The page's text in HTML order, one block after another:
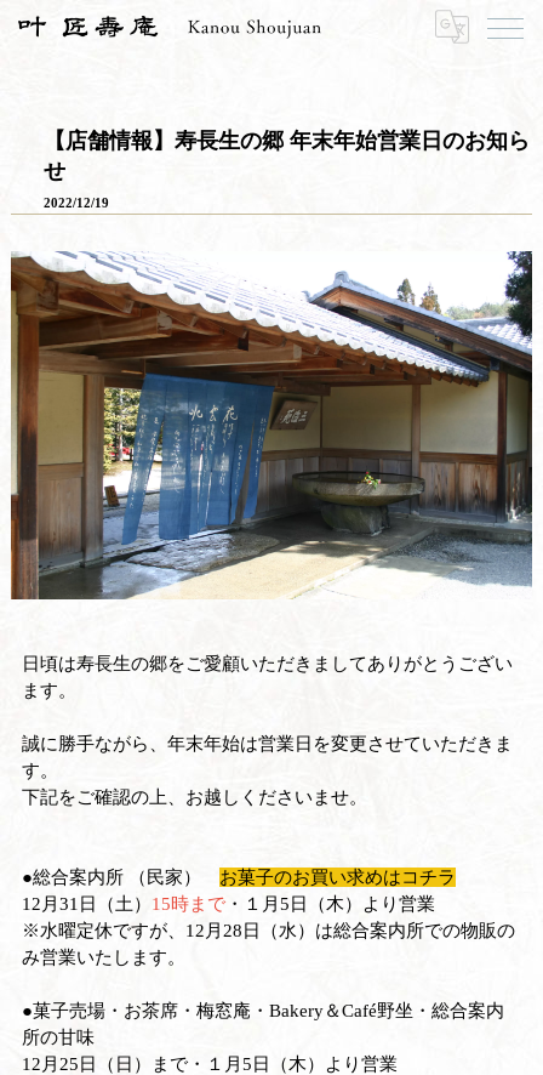
寿長生の郷 【店舗情報】寿長生の郷 年末年始営業日のお知らせ
【店舗情報】寿長生の郷 年末年始営業日のお知ら
せ
2022/12/19
日頃は寿長生の郷をご愛顧いただきましてありがとうござい
ます。
誠に勝手ながら、年末年始は営業日を変更させていただきま
す。
下記をご確認の上、お越しくださいませ。
●総合案内所 （民家） お菓子のお買い求めはコチラ
12月31日（土） 15時まで・１月5日（木）より営業
※水曜定休ですが、12月28日（水）は総合案内所での物販の
み営業いたします。
●菓子売場・お茶席・梅窓庵・Bakery＆Café野坐・総合案内
所の甘味
12月25日（日）まで・１月5日（木）より営業